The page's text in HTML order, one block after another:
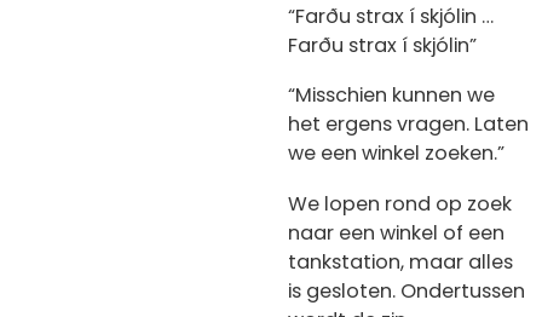
“Farðu strax í skjólin …
Farðu strax í skjólin”
“Misschien kunnen we
het ergens vragen. Laten
we een winkel zoeken.”
We lopen rond op zoek
naar een winkel of een
tankstation, maar alles
is gesloten. Ondertussen